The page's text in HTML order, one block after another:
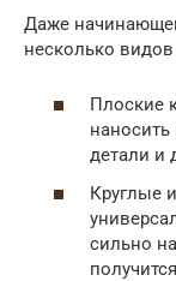
Даже
несколько
Плоские
детали и
Круглые
сильно